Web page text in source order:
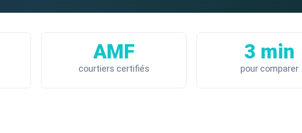
AMF
courtiers certifiés
3 min
pour comparer